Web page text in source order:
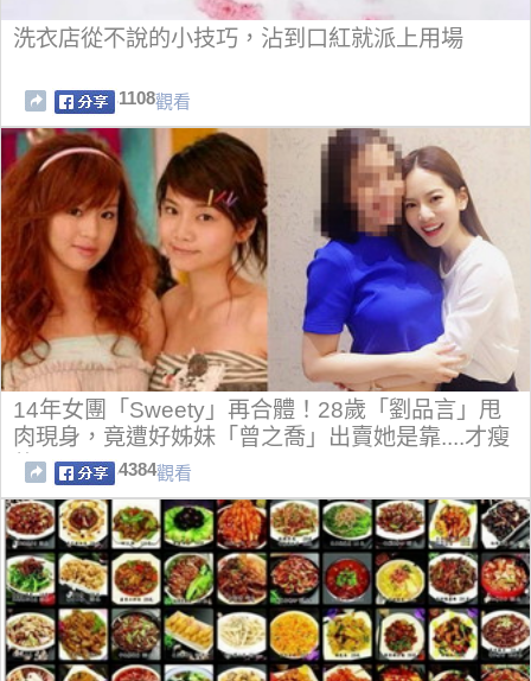
洗衣店從不說的小技巧，沾到口紅就派上用場
1108觀看
14年女團「Sweety」再合體！28歲「劉品言」甩
肉現身，竟遭好姊妹「曾之喬」出賣她是靠....才瘦
的！
4384觀看